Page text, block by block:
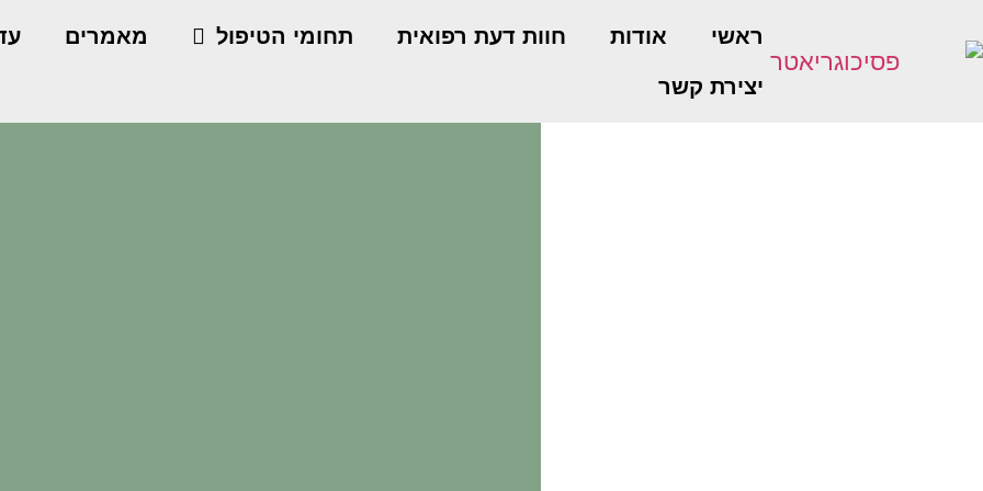
ראשי אודות חוות דעת רפואית תחומי הטיפול מאמרים
יצירת קשר